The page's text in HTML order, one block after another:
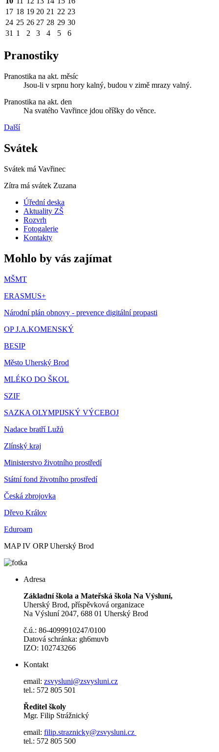
17 18 19 20 21 22 23
24 25 26 27 28 29 30
31 1 2 3 4 5 6
Pranostiky
Pranostika na akt. měsíc
Jsou-li v srpnu hory kalný, budou v zimě mrazy valný.
Pranostika na akt. den
Na svatého Vavřince jdou oříšky do věnce.
Další
Svátek
Svátek má Vavřinec
Zítra má svátek Zuzana
Úřední deska
Aktuality ZŠ
Rozvrh
Fotogalerie
Kontakty
Mohlo by vás zajímat
MŠMT
ERASMUS+
Národní plán obnovy - prevence digitální propasti
OP J.A.KOMENSKÝ
BESIP
Město Uherský Brod
MLÉKO DO ŠKOL
SZIF
SAZKA OLYMPIJSKÝ VÝCEBOJ
Nadace bratří Lužů
Zlínský kraj
Ministerstvo životního prostředí
Státní fond životního prostředí
Česká zbrojovka
Dřevo Králov
Eduroam
MAP IV ORP Uherský Brod
Adresa
Základní škola a Mateřská škola Na Výsluní,
Uherský Brod, příspěvková organizace
Na Výsluní 2047, 688 01 Uherský Brod
č.ú.: 86-4099910247/0100
Datová schránka: gh6muvb
IZO: 102743266
Kontakt
email: zsvysluni@zsvysluni.cz
tel.: 572 805 501
Ředitel školy
Mgr. Filip Strážnický
email: filip.straznicky@zsvysluni.cz
tel.: 572 805 500